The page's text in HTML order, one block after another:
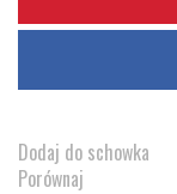
Dodaj do schowka
Porównaj